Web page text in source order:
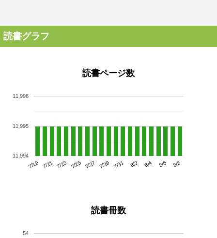
読書グラフ
読書ページ数
7/19 7/21 7/23 7/25 7/27 7/29 7/31 8/2 8/4 8/6 8/8
11,994
11,995
11,996
読書冊数
54